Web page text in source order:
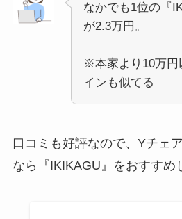
なかでも1位の『
が2.3万円。
※本家より10万円
インも似てる
口コミも好評なので、Yチェ
なら『IKIKAGU』をおすすめ